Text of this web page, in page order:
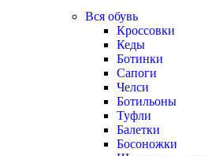
Вся обувь
Кроссовки
Кеды
Ботинки
Сапоги
Челси
Ботильоны
Туфли
Балетки
Босоножки